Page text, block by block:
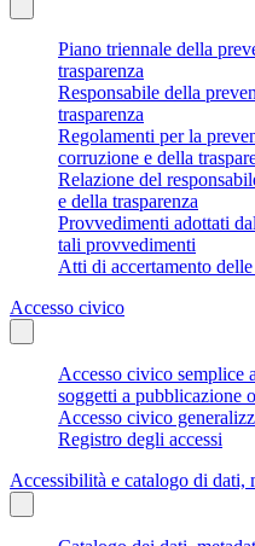
Piano triennale della
trasparenza
Responsabile della
trasparenza
Regolamenti per la
corruzione e della
Relazione del
e della trasparenza
Provvedimenti adottati
tali provvedimenti
Atti di accertamento
Accesso civico
Accesso civico semplice
soggetti a pubblicazione
Accesso civico
Registro degli accessi
Accessibilità e catalogo di dati,